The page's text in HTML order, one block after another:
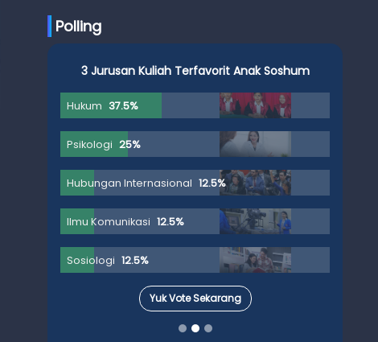
Polling
3 Jurusan Kuliah Terfavorit Anak Soshum
Hukum 37.5%
Psikologi 25%
Hubungan Internasional 12.5%
Ilmu Komunikasi 12.5%
Sosiologi 12.5%
Yuk Vote Sekarang